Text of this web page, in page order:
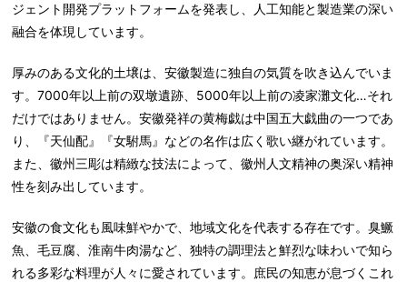
ジェント開発プラットフォームを発表し、人工知能と製造業の深い
融合を体現しています。
厚みのある文化的土壌は、安徽製造に独自の気質を吹き込んでいま
す。7000年以上前の双墩遺跡、5000年以上前の凌家灘文化…それ
だけではありません。安徽発祥の黄梅戯は中国五大戯曲の一つであ
り、『天仙配』『女駙馬』などの名作は広く歌い継がれています。
また、徽州三彫は精緻な技法によって、徽州人文精神の奥深い精神
性を刻み出しています。
安徽の食文化も風味鮮やかで、地域文化を代表する存在です。臭鱖
魚、毛豆腐、淮南牛肉湯など、独特の調理法と鮮烈な味わいで知ら
れる多彩な料理が人々に愛されています。庶民の知恵が息づくこれ